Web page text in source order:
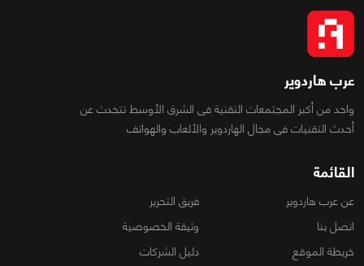
عرب هاردوير
واحد من أكبر المجتمعات التقنية فى الشرق الأوسط تتحدث عن
أحدث التقنيات فى مجال الهاردوير والألعاب والهواتف
القائمة
عن عرب هاردوير
فريق التحرير
اتصل بنا
وثيقة الخصوصية
خريطة الموقع
دليل الشركات